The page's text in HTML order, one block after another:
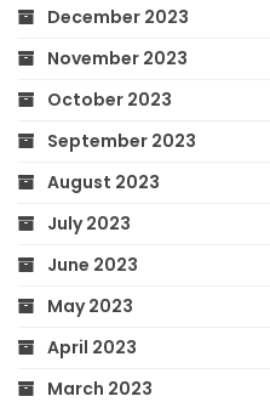
December 2023
November 2023
October 2023
September 2023
August 2023
July 2023
June 2023
May 2023
April 2023
March 2023